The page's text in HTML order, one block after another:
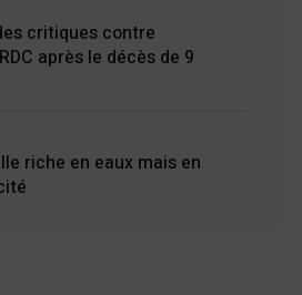
critiques contre
après le décès de 9
riche en eaux mais en